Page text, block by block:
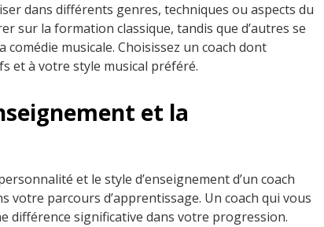
dans différents genres, techniques ou aspects du
sur la formation classique, tandis que d’autres se
comédie musicale. Choisissez un coach dont
et à votre style musical préféré.
et la
et le style d’enseignement d’un coach
votre parcours d’apprentissage. Un coach qui vous
différence significative dans votre progression.